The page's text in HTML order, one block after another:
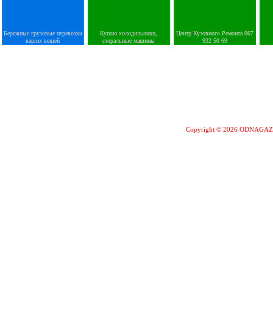
Бережные грузовые перевозки
ваших вещей
Куплю холодильники,
стиральные машины
Центр Кузовного Ремонта 067
932 50 69
Copyright © 2026